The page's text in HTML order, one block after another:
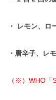
・ レモン、
・唐辛子、レ
（※）WHO